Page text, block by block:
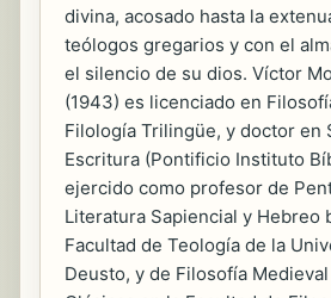
divina, acosado hasta la
teólogos gregarios y con el
el silencio de su dios. Víctor
(1943) es licenciado en
Filología Trilingüe, y doctor en
Escritura (Pontificio Instituto
ejercido como profesor de
Literatura Sapiencial y Hebreo
Facultad de Teología de la
Deusto, y de Filosofía